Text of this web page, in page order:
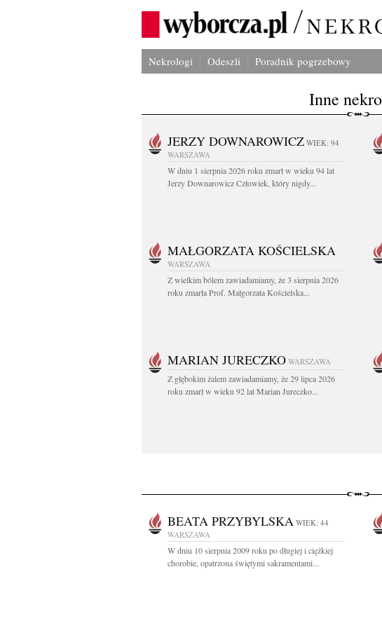
Nekrologi Odeszli Poradnik pogrzebowy
Inne
JERZY DOWNAROWICZ WIEK: 94
WARSZAWA
W dniu 1 sierpnia 2026 roku zmarł w wieku 94 lat
Jerzy Downarowicz Człowiek, który nigdy...
MAŁGORZATA KOŚCIELSKA
WARSZAWA
Z wielkim bólem zawiadamiamy, że 3 sierpnia 2026
roku zmarła Prof. Małgorzata Kościelska...
MARIAN JURECZKO WARSZAWA
Z głębokim żalem zawiadamiamy, że 29 lipca 2026
roku zmarł w wieku 92 lat Marian Jureczko...
BEATA PRZYBYLSKA WIEK: 44
WARSZAWA
W dniu 10 sierpnia 2009 roku po długiej i ciężkiej
chorobie, opatrzona świętymi sakramentami...